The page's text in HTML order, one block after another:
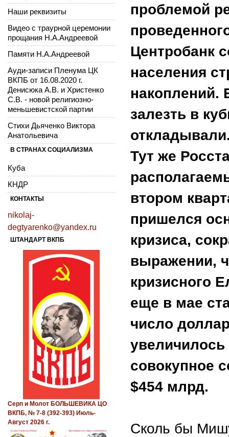
проблемой
Центробанк
населения
накоплений.
залезть в
Тут же
втором
пришелся
кризиса,
выражении,
кризисного
еще в мае
число
увеличилось
совокупное
$454 млрд.
Сколь бы
Наши реквизиты
Видео с траурной церемонии
прощания Н.А.Андреевой
Памяти Н.А.Андреевой
Ауди-записи Пленума ЦК
ВКПБ от 16.08.2020 г.
Денисюка А.В. и Христенко
С.В. - новой религиозно-
меньшевистской партии
Стихи Дьяченко Виктора
Анатольевича
В СТРАНАХ СОЦИАЛИЗМА
Куба
КНДР
КОНТАКТЫ
nikolaj-
degtyarenko@yandex.ru
ШТАНДАРТ ВКПБ
Серп и Молот БОЛЬШЕВИКА ЦО
ВКПБ, № 7-8 (392-393) Июль-
Август 2026 г.